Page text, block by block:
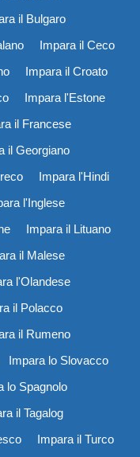
il Bulgaro
Impara il Ceco
Impara il Croato
Impara l'Estone
il Francese
il Georgiano
Impara l'Hindi
l'Inglese
Impara il Lituano
il Malese
l'Olandese
il Polacco
il Rumeno
Impara lo Slovacco
lo Spagnolo
il Tagalog
Impara il Turco